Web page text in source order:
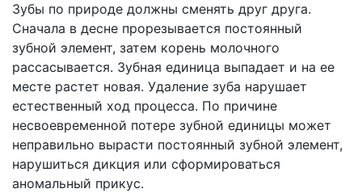
Зубы по природе должны сменять друг друга.
Сначала в десне прорезывается постоянный
зубной элемент, затем корень молочного
рассасывается. Зубная единица выпадает и на ее
месте растет новая. Удаление зуба нарушает
естественный ход процесса. По причине
несвоевременной потере зубной единицы может
неправильно вырасти постоянный зубной элемент,
нарушиться дикция или сформироваться
аномальный прикус.